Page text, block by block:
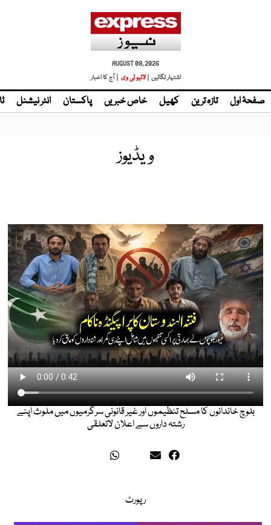
AUGUST 09, 2026
اشتہار لگائیں | لائیو ٹی وی | آج کا اخبار
صفحۂ اول تازہ ترین کھیل خاص خبریں پاکستان انٹر نیشنل
ویڈیوز
بلوچ خاندانوں کا مسلح تنظیموں اور غیر قانونی سرگرمیوں میں ملوث اپنے
رشتہ داروں سے اعلان لاتعلقی
رپورٹ